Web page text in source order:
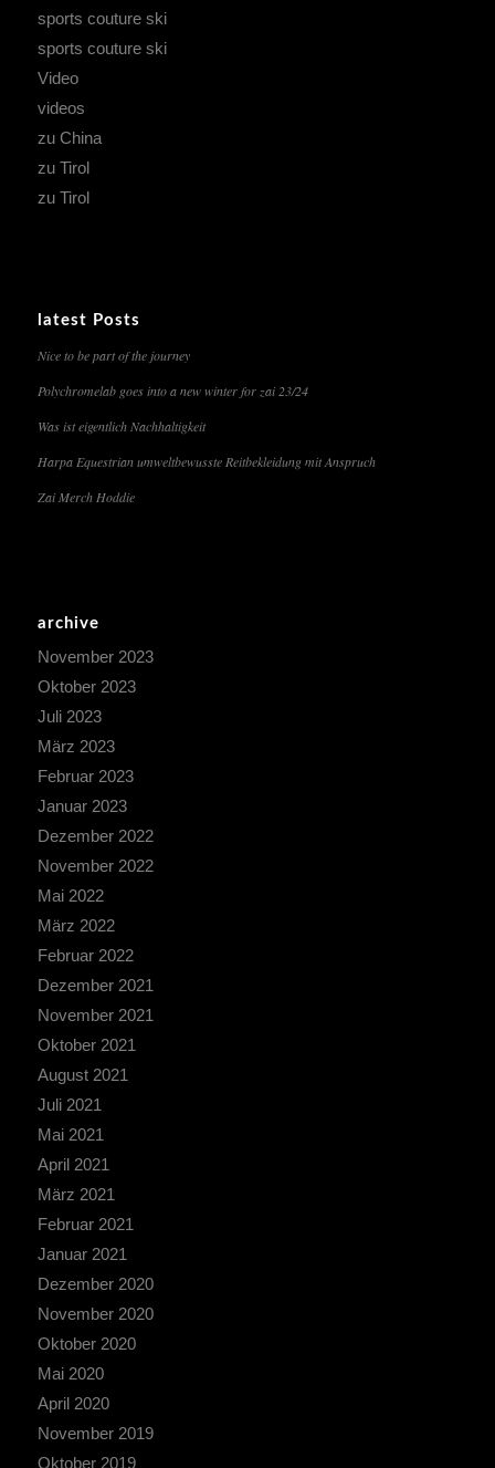
sports couture ski
sports couture ski
Video
videos
zu China
zu Tirol
zu Tirol
latest Posts
Nice to be part of the journey
Polychromelab goes into a new winter for zai 23/24
Was ist eigentlich Nachhaltigkeit
Harpa Equestrian umweltbewusste Reitbekleidung mit Anspruch
Zai Merch Hoddie
archive
November 2023
Oktober 2023
Juli 2023
März 2023
Februar 2023
Januar 2023
Dezember 2022
November 2022
Mai 2022
März 2022
Februar 2022
Dezember 2021
November 2021
Oktober 2021
August 2021
Juli 2021
Mai 2021
April 2021
März 2021
Februar 2021
Januar 2021
Dezember 2020
November 2020
Oktober 2020
Mai 2020
April 2020
November 2019
Oktober 2019